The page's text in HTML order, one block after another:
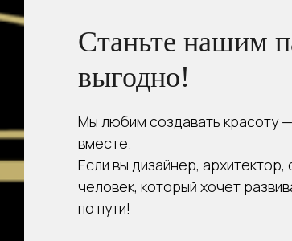
Станьте нашим
выгодно!
Мы любим создавать красоту
вместе.
Если вы дизайнер,
человек, который хочет
по пути!